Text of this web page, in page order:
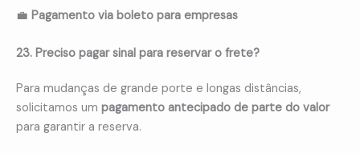
💼 Pagamento via boleto para empresas
23. Preciso pagar sinal para reservar o frete?
Para mudanças de grande porte e longas distâncias,
solicitamos um pagamento antecipado de parte do valor
para garantir a reserva.